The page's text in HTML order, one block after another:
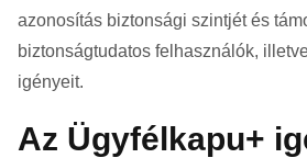
azonosítás biztonsági szintjét és
biztonságtudatos felhasználók,
igényeit.
Az Ügyfélkapu+